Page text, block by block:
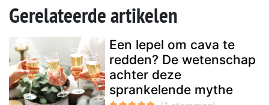
Gerelateerde artikelen
Een lepel om cava te
redden? De wetenschap
achter deze
sprankelende mythe